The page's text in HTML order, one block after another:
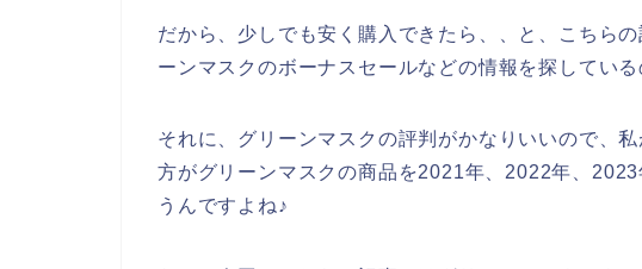
だから、少しでも安く購入できたら、、と、こちら
ーンマスクのボーナスセールなどの情報を探している
それに、グリーンマスクの評判がかなりいいので、
方がグリーンマスクの商品を2021年、2022年、
うんですよね♪